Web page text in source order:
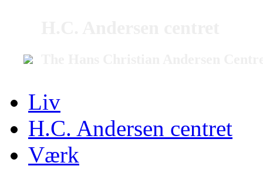
Liv
H.C. Andersen centret
Værk